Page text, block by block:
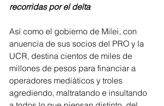
recorridas por el delta
Así como el gobierno de Milei, con
anuencia de sus socios del PRO y la
UCR, destina cientos de miles de
millones de pesos para financiar a
operadores mediáticos y troles
agrediendo, maltratando e insultando